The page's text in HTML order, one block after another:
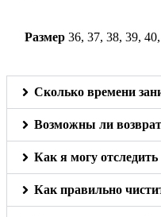
Размер 36, 37, 38, 39,
Сколько времени
Возможны ли
Как я могу отследить
Как правильно